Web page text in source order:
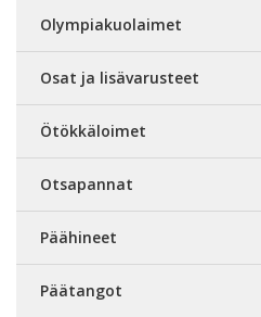
Olympiakuolaimet
Osat ja lisävarusteet
Ötökkäloimet
Otsapannat
Päähineet
Päätangot